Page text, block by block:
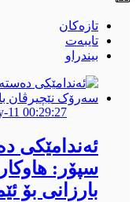
تازەکان
تایبەت
بیندراو
11 00:29:27
ئەندامێكی
سپۆر:
بارزانی بۆ